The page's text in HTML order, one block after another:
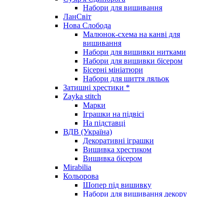
Набори для вишивання
ЛанСвіт
Нова Слобода
Малюнок-схема на канві для
вишивання
Набори для вишивки нитками
Набори для вишивки бісером
Бісерні мініатюри
Набори для шиття ляльок
Затишні хрестики *
Zayka stitch
Марки
Іграшки на підвісі
На підставці
ВДВ (Україна)
Декоративні іграшки
Вишивка хрестиком
Вишивка бісером
Mirabilia
Кольорова
Шопер під вишивку
Набори для вишивання декору